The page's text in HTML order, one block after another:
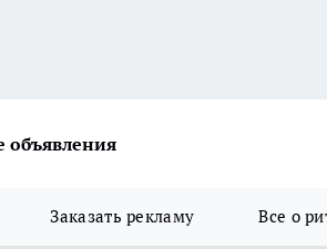
объявления
Заказать рекламу Все о